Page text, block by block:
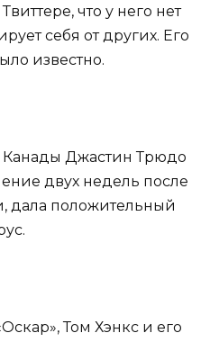
что у него нет
себя от других. Его
известно.
Джастин Трюдо
двух недель после
дала положительный
Том Хэнкс и его